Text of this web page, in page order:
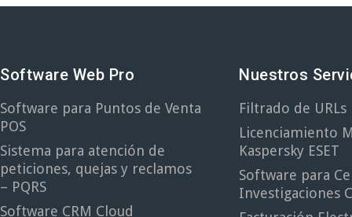
Software Web Pro
Software para Puntos de Venta
POS
Sistema para atención de
peticiones, quejas y reclamos
– PQRS
Software CRM Cloud
Nuestros
Filtrado de
Licenciamiento
Kaspersky ESET
Software para
Investigaciones